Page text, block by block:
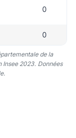
0
0
de la
Insee 2023. Données